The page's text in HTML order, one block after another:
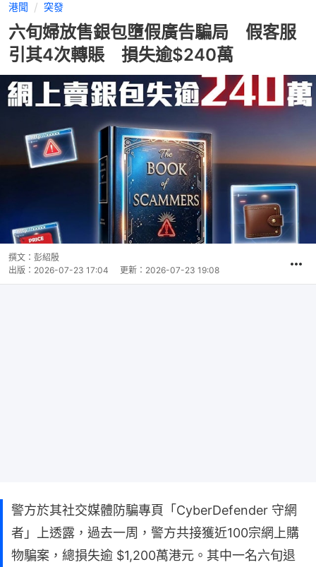
港聞 突發
六旬婦放售銀包墮假廣告騙局 假客服
引其4次轉賬 損失逾$240萬
撰文： 彭紹殷
出版： 2026-07-23 17:04 更新： 2026-07-23 19:08
警方於其社交媒體防騙專頁「CyberDefender 守網
者」上透露，過去一周，警方共接獲近100宗網上購
物騙案，總損失逾 $1,200萬港元。其中一名六旬退